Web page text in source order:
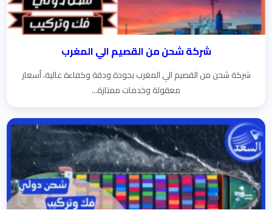
شركة شحن من القصيم الي المغرب
شركة شحن من القصيم الي المغرب بجودة ودقة وكفاءة عالية، أسعار
معقولة وخدمات ممتازة...